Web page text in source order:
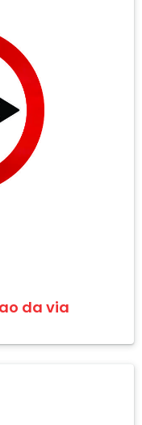
da via